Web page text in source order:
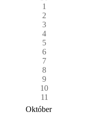
1
2
3
4
5
6
7
8
9
10
11
Október